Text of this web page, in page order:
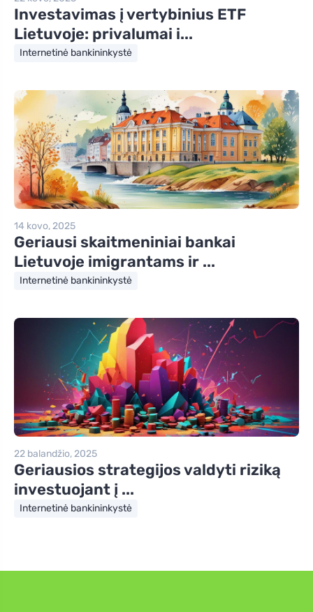
Investavimas į vertybinius ETF
Lietuvoje: privalumai i...
Internetinė bankininkystė
14 kovo, 2025
Geriausi skaitmeniniai bankai
Lietuvoje imigrantams ir ...
Internetinė bankininkystė
22 balandžio, 2025
Geriausios strategijos valdyti riziką
investuojant į ...
Internetinė bankininkystė